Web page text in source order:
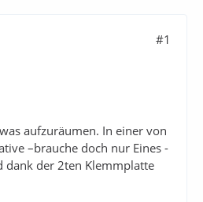
#1
aufzuräumen. In einer von
–brauche doch nur Eines -
dank der 2ten Klemmplatte